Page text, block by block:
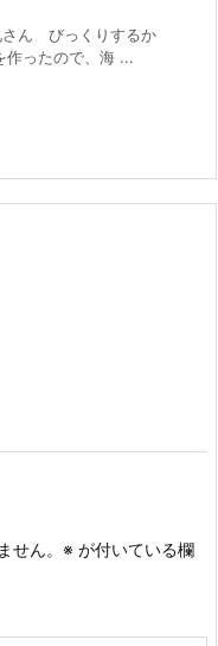
さん びっくりするか
作ったので、海 ...
せん。 ※ が付いている欄